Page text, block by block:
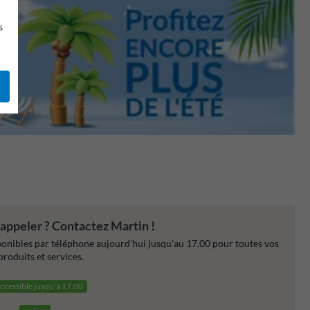
? Contactez Martin !
par téléphone aujourd'hui jusqu'au 17.00 pour toutes vos
et services.
jusqu'à 17.00